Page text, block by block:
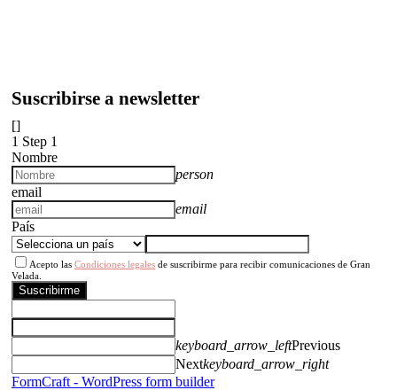
Suscribirse a newsletter
[]
1 Step 1
Nombre
person
email
email
País
Acepto las Condiciones legales de suscribirme para recibir comunicaciones de Gran
Velada.
Suscribirme
keyboard_arrow_leftPrevious
Nextkeyboard_arrow_right
FormCraft - WordPress form builder